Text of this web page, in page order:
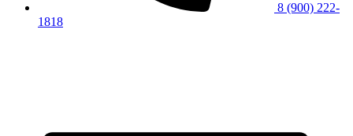
8 (900) 222-
1818